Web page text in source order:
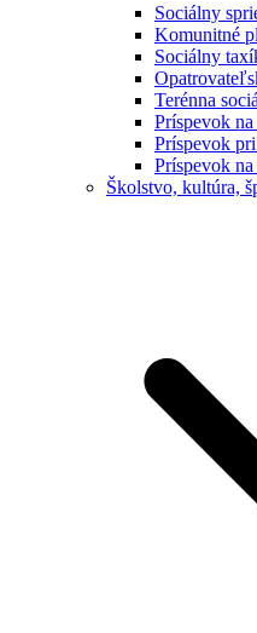
Sociálny
Komunitné
Sociálny
Terénna
Príspevok
Príspevok
Príspevok
Školstvo, kultúra,